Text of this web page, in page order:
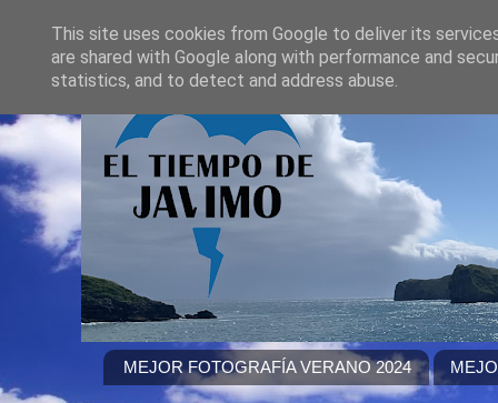
MEJOR FOTOGRAFÍA VERANO 2024
This site uses cookies from Google to deliver its
are shared with Google along with performance and
statistics, and to detect and address abuse.